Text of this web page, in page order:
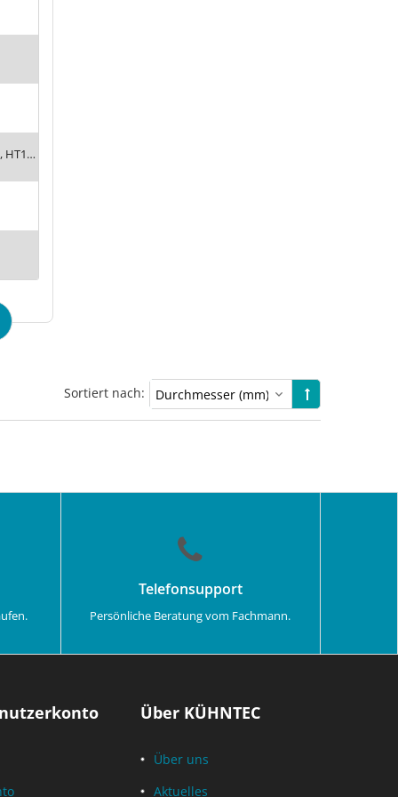
HE, HNBR, HT1, Siton®, Tempaflex, Therban®, Thermalon®
Sortiert nach:
Telefonsupport
Persönliche Beratung vom Fachmann.
Über KÜHNTEC
Über uns
Aktuelles